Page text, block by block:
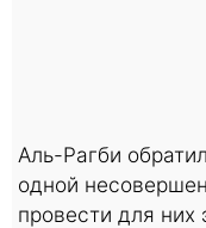
Аль-Рагби
одной
провести для них